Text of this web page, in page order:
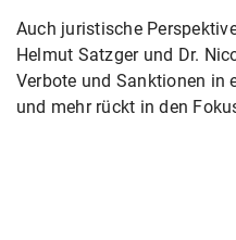
Auch juristische
Helmut Satzger und Dr.
Verbote und Sanktionen in
und mehr rückt in den